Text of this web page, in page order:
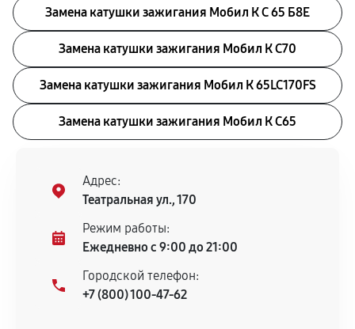
Замена катушки зажигания Мобил К С 65 Б8Е
Замена катушки зажигания Мобил К С70
Замена катушки зажигания Мобил К 65LC170FS
Замена катушки зажигания Мобил К С65
Адрес:
Театральная ул., 170
Режим работы:
Ежедневно с 9:00 до 21:00
Городской телефон:
+7 (800) 100-47-62